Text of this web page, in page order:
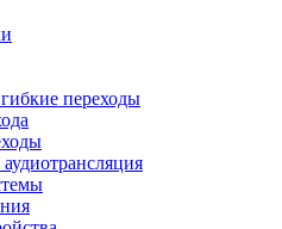
переходы